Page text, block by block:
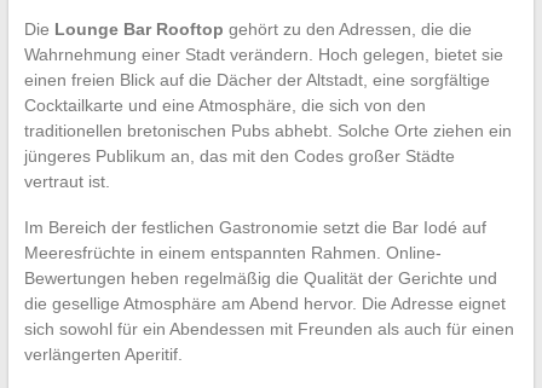
Die Lounge Bar Rooftop gehört zu den Adressen, die die
Wahrnehmung einer Stadt verändern. Hoch gelegen, bietet sie
einen freien Blick auf die Dächer der Altstadt, eine sorgfältige
Cocktailkarte und eine Atmosphäre, die sich von den
traditionellen bretonischen Pubs abhebt. Solche Orte ziehen ein
jüngeres Publikum an, das mit den Codes großer Städte
vertraut ist.
Im Bereich der festlichen Gastronomie setzt die Bar Iodé auf
Meeresfrüchte in einem entspannten Rahmen. Online-
Bewertungen heben regelmäßig die Qualität der Gerichte und
die gesellige Atmosphäre am Abend hervor. Die Adresse eignet
sich sowohl für ein Abendessen mit Freunden als auch für einen
verlängerten Aperitif.